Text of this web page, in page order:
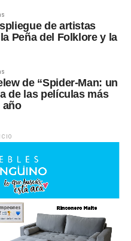
de artistas
Peña del Folklore y la
de “Spider-Man: un
de las películas más
año